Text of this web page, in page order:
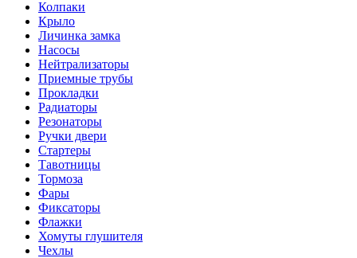
Колпаки
Крыло
Личинка замка
Насосы
Нейтрализаторы
Приемные трубы
Прокладки
Радиаторы
Резонаторы
Ручки двери
Стартеры
Тавотницы
Тормоза
Фары
Фиксаторы
Флажки
Хомуты глушителя
Чехлы